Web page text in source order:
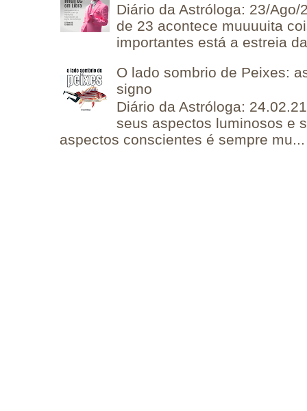
Diário da Astróloga: 23/
de 23 acontece muuuuita
importantes está a estreia
O lado sombrio de Peixes:
signo
Diário da Astróloga:
seus aspectos luminosos e
aspectos conscientes é sempre mu...